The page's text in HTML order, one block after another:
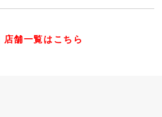
店舗一覧はこちら